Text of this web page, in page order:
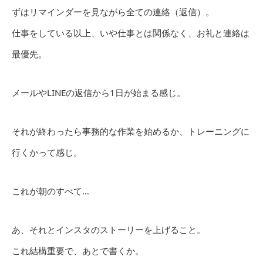
ずはリマインダーを見ながら全ての連絡（返信）。
仕事をしている以上、いや仕事とは関係なく、お礼と連絡は
最優先。
メールやLINEの返信から1日が始まる感じ。
それが終わったら事務的な作業を始めるか、トレーニングに
行くかって感じ。
これが朝のすべて…
あ、それとインスタのストーリーを上げること。
これ結構重要で、あとで書くか。